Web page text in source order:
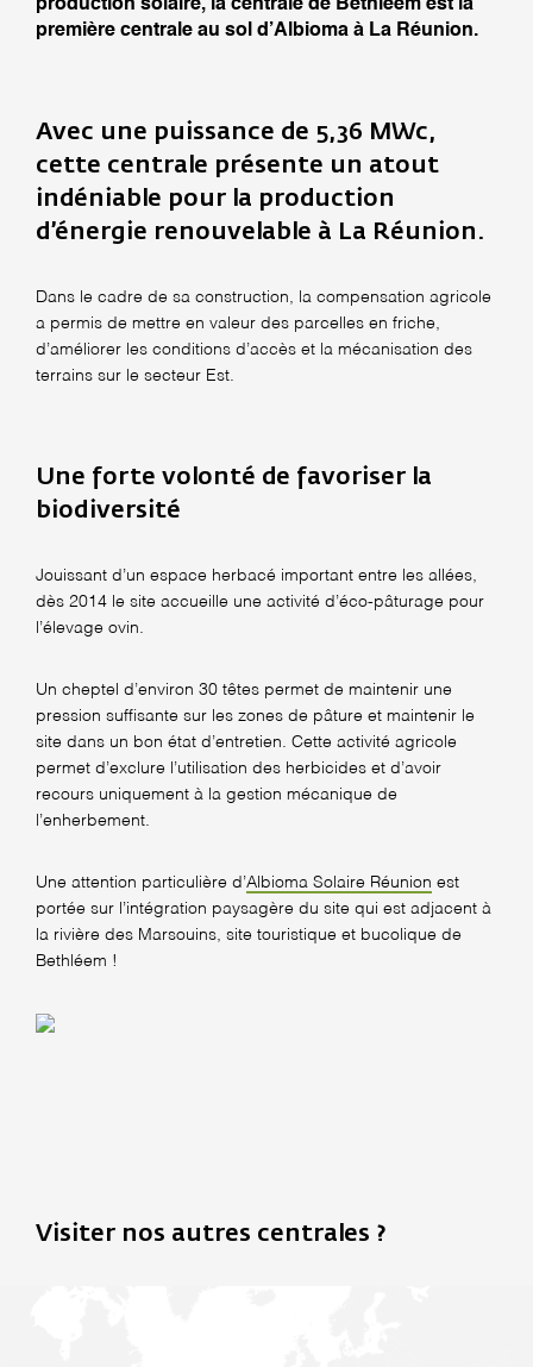
production solaire, la centrale de Bethléem est la
première centrale au sol d’Albioma à La Réunion.
Avec une puissance de 5,36 MWc,
cette centrale présente un atout
indéniable pour la production
d’énergie renouvelable à La Réunion.
Dans le cadre de sa construction, la compensation agricole
a permis de mettre en valeur des parcelles en friche,
d’améliorer les conditions d’accès et la mécanisation des
terrains sur le secteur Est.
Une forte volonté de favoriser la
biodiversité
Jouissant d’un espace herbacé important entre les allées,
dès 2014 le site accueille une activité d’éco-pâturage pour
l’élevage ovin.
Un cheptel d’environ 30 têtes permet de maintenir une
pression suffisante sur les zones de pâture et maintenir le
site dans un bon état d’entretien. Cette activité agricole
permet d’exclure l’utilisation des herbicides et d’avoir
recours uniquement à la gestion mécanique de
l’enherbement.
Une attention particulière d’Albioma Solaire Réunion est
portée sur l’intégration paysagère du site qui est adjacent à
la rivière des Marsouins, site touristique et bucolique de
Bethléem !
Visiter nos autres centrales ?